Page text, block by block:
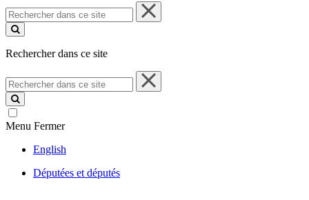
Rechercher
dans
ce
Rechercher dans ce site
Rechercher
dans
ce
site
Menu Fermer
English
Députées et députés